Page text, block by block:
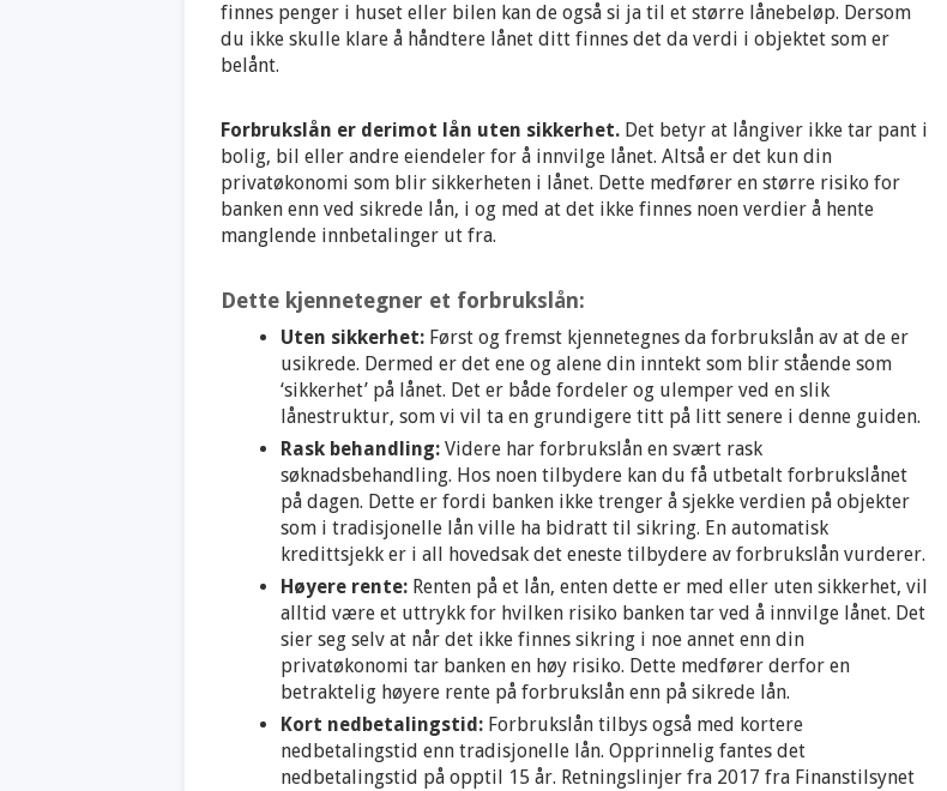
Send omtale
finnes penger i huset eller bilen kan de også si ja til et større lånebeløp. Dersom
du ikke skulle klare å håndtere lånet ditt finnes det da verdi i objektet som er
belånt.
Forbrukslån er derimot lån uten sikkerhet.Det betyr at långiver ikke tar pant i
bolig, bil eller andre eiendeler for å innvilge lånet. Altså er det kun din
privatøkonomi som blir sikkerheten i lånet. Dette medfører en større risiko for
banken enn ved sikrede lån, i og med at det ikke finnes noen verdier å hente
manglende innbetalinger ut fra.
Dette kjennetegner et forbrukslån:
Uten sikkerhet:Først og fremst kjennetegnes da forbrukslån av at de er
usikrede. Dermed er det ene og alene din inntekt som blir stående som
‘sikkerhet’ på lånet. Det er både fordeler og ulemper ved en slik
lånestruktur, som vi vil ta en grundigere titt på litt senere i denne guiden.
Rask behandling:Videre har forbrukslån en svært rask
søknadsbehandling. Hos noen tilbydere kan du få utbetalt forbrukslånet
på dagen. Dette er fordi banken ikke trenger å sjekke verdien på objekter
som i tradisjonelle lån ville ha bidratt til sikring. En automatisk
kredittsjekk er i all hovedsak det eneste tilbydere av forbrukslån vurderer.
Høyere rente:Renten på et lån, enten dette er med eller uten sikkerhet, vil
alltid være et uttrykk for hvilken risiko banken tar ved å innvilge lånet. Det
sier seg selv at når det ikke finnes sikring i noe annet enn din
privatøkonomi tar banken en høy risiko. Dette medfører derfor en
betraktelig høyere rente på forbrukslån enn på sikrede lån.
Kort nedbetalingstid:Forbrukslån tilbys også med kortere
nedbetalingstid enn tradisjonelle lån. Opprinnelig fantes det
nedbetalingstid på opptil 15 år. Retningslinjer fra 2017 fra Finanstilsynet